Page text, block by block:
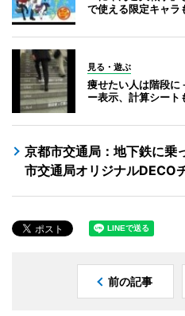
で使える限定キャラ
見る・遊ぶ
痩せたい人は階段に
ー表示、計算シート
京都市交通局：地下鉄に
市交通局オリジナルDECO
前の記事